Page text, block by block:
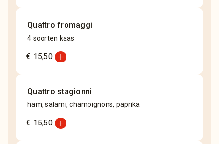
Quattro fromaggi
4 soorten kaas
€ 15,50add_circle
Quattro stagionni
ham, salami, champignons, paprika
€ 15,50add_circle